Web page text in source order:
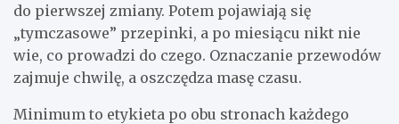
do pierwszej zmiany. Potem pojawiają się
„tymczasowe” przepinki, a po miesiącu nikt nie
wie, co prowadzi do czego. Oznaczanie przewodów
zajmuje chwilę, a oszczędza masę czasu.
Minimum to etykieta po obu stronach każdego